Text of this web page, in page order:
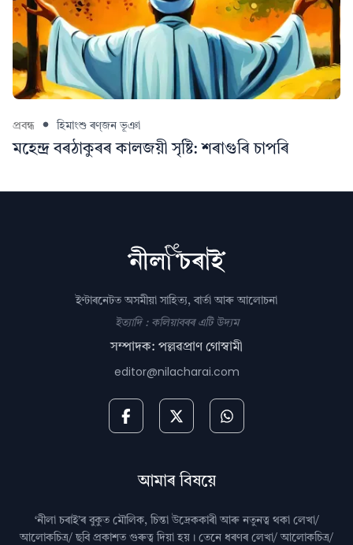
প্ৰবন্ধ হিমাংশু ৰণ্‌জন ভূঞা
মহেন্দ্ৰ বৰঠাকুৰৰ কালজয়ী সৃষ্টি: শৰাগুৰি চাপৰি
ইণ্টাৰনেটত অসমীয়া সাহিত্য, বাৰ্তা আৰু আলোচনা
ইত্যাদি : কলিয়াবৰৰ এটি উদ্যম
সম্পাদক: পল্লৱপ্ৰাণ গোস্বামী
editor@nilacharai.com
আমাৰ বিষয়ে
‘নীলা চৰাই’ৰ বুকুত মৌলিক, চিন্তা উদ্রেককাৰী আৰু নতুনত্ব থকা লেখা/
আলোকচিত্ৰ/ ছবি প্রকাশত গুৰুত্ব দিয়া হয়। তেনে ধৰণৰ লেখা/ আলোকচিত্ৰ/